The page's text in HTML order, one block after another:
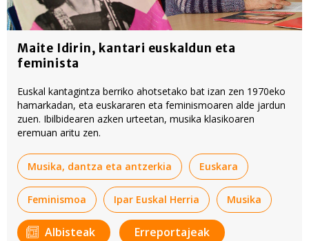
Maite Idirin, kantari euskaldun eta
feminista
Euskal kantagintza berriko ahotsetako bat izan zen 1970eko
hamarkadan, eta euskararen eta feminismoaren alde jardun
zuen. Ibilbidearen azken urteetan, musika klasikoaren
eremuan aritu zen.
Musika, dantza eta antzerkia Euskara
Feminismoa Ipar Euskal Herria Musika
Albisteak Erreportajeak